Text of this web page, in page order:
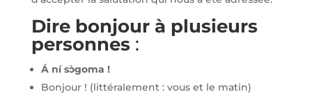
Dire bonjour à plusieurs
personnes:
Á ní sɔ̀goma !
Bonjour ! (littéralement : vous et le matin)